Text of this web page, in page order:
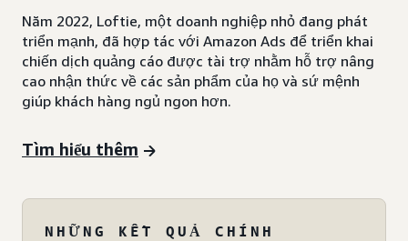
Năm 2022, Loftie, một doanh nghiệp nhỏ đang phát
triển mạnh, đã hợp tác với Amazon Ads để triển khai
chiến dịch quảng cáo được tài trợ nhằm hỗ trợ nâng
cao nhận thức về các sản phẩm của họ và sứ mệnh
giúp khách hàng ngủ ngon hơn.
Tìm hiểu thêm
NHỮNG KẾT QUẢ CHÍNH